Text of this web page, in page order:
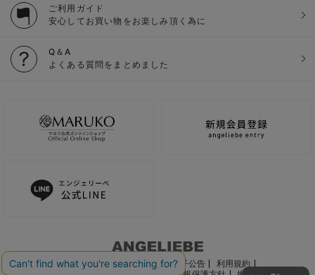
ご利用ガイド
安心してお買い物をお楽しみ頂く為に
Q＆A
よくある質問をまとめました
ご利用ガイド 会社概要 電子公告
利用規約